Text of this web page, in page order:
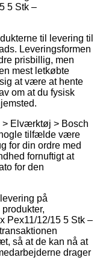
5 Stk –
til levering til
Leveringsformen
prisbillig, men
mest letkøbte
at være at hente
om at du fysisk
Elværktøj > Bosch
tilfælde være
for din ordre med
fornuftigt at
for den
på
Pex11/12/15 5 Stk –
så at de kan nå at
drager